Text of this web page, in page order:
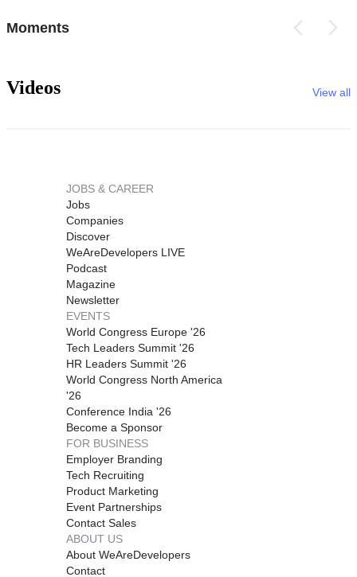
Moments
Videos View all
JOBS & CAREER
Jobs
Companies
Discover
WeAreDevelopers LIVE
Podcast
Magazine
Newsletter
EVENTS
World Congress Europe '26
Tech Leaders Summit '26
HR Leaders Summit '26
World Congress North America
'26
Conference India '26
Become a Sponsor
FOR BUSINESS
Employer Branding
Tech Recruiting
Product Marketing
Event Partnerships
Contact Sales
ABOUT US
About WeAreDevelopers
Contact